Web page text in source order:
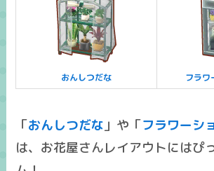
おんしつだな フラワ
「おんしつだな 」や「フラワーシ
は、お花屋さんレイアウトにはぴ